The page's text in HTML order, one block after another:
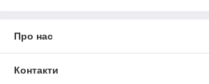
Про нас
Контакти